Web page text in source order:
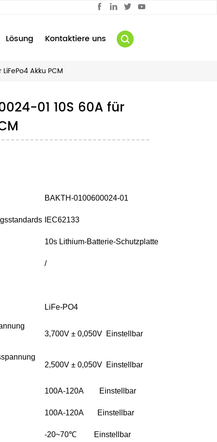
Lösung Kontaktiere uns
Akku PCM
01 10S 60A für
BAKTH-0100600024-01
IEC62133
10s Lithium-Batterie-Schutzplatte
/
LiFe-PO4
3,700V ± 0,050V Einstellbar
2,500V ± 0,050V Einstellbar
100A-120A Einstellbar
100A-120A Einstellbar
-20~70℃ Einstellbar